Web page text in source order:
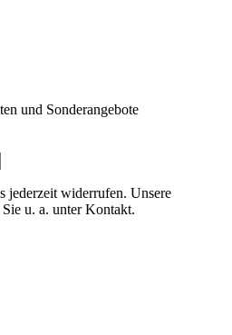
und Sonderangebote
jederzeit widerrufen. Unsere
u. a. unter Kontakt.